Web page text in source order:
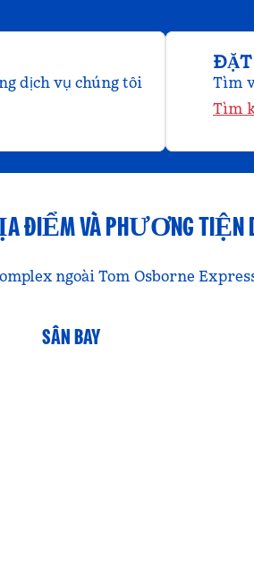
dịch vụ chúng tôi
ĐẶT
Tìm
Tìm
ĐIỂM VÀ PHƯƠNG TIỆN
ngoài Tom Osborne
SÂN BAY